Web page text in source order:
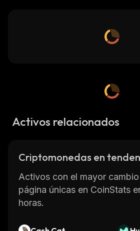
Activos relacionados
Criptomonedas en
Activos con el mayor
página únicas en CoinStats
horas.